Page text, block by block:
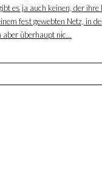
es ja auch keinen, der
fest gewebten Netz, in
überhaupt nic...